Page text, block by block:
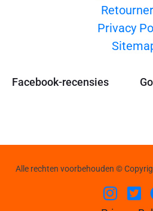
Privacy
Facebook-recensies
Alle rechten voorbehouden ©